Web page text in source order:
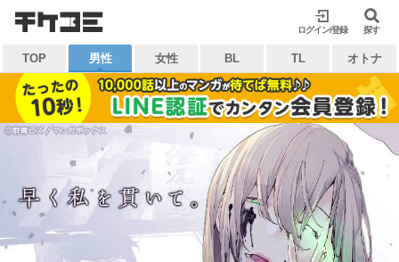
ログイン/登録 探す
TOP 男性 女性 BL TL オトナ
検索
閉じる
キーワードから探す
各一覧から探す
タグ
作家 作品
雑誌 出版社